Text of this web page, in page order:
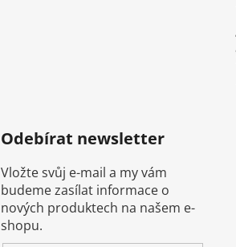
Odebírat newsletter
Vložte svůj e-mail a my vám
budeme zasílat informace o
nových produktech na našem e-
shopu.